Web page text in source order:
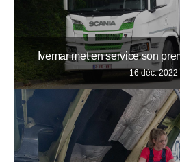
Ivemar met en service son
16 déc. 2022